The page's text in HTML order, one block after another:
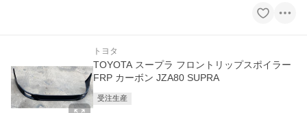
トヨタ
TOYOTA スープラ フロントリップスポイラー
FRP カーボン JZA80 SUPRA
受注生産